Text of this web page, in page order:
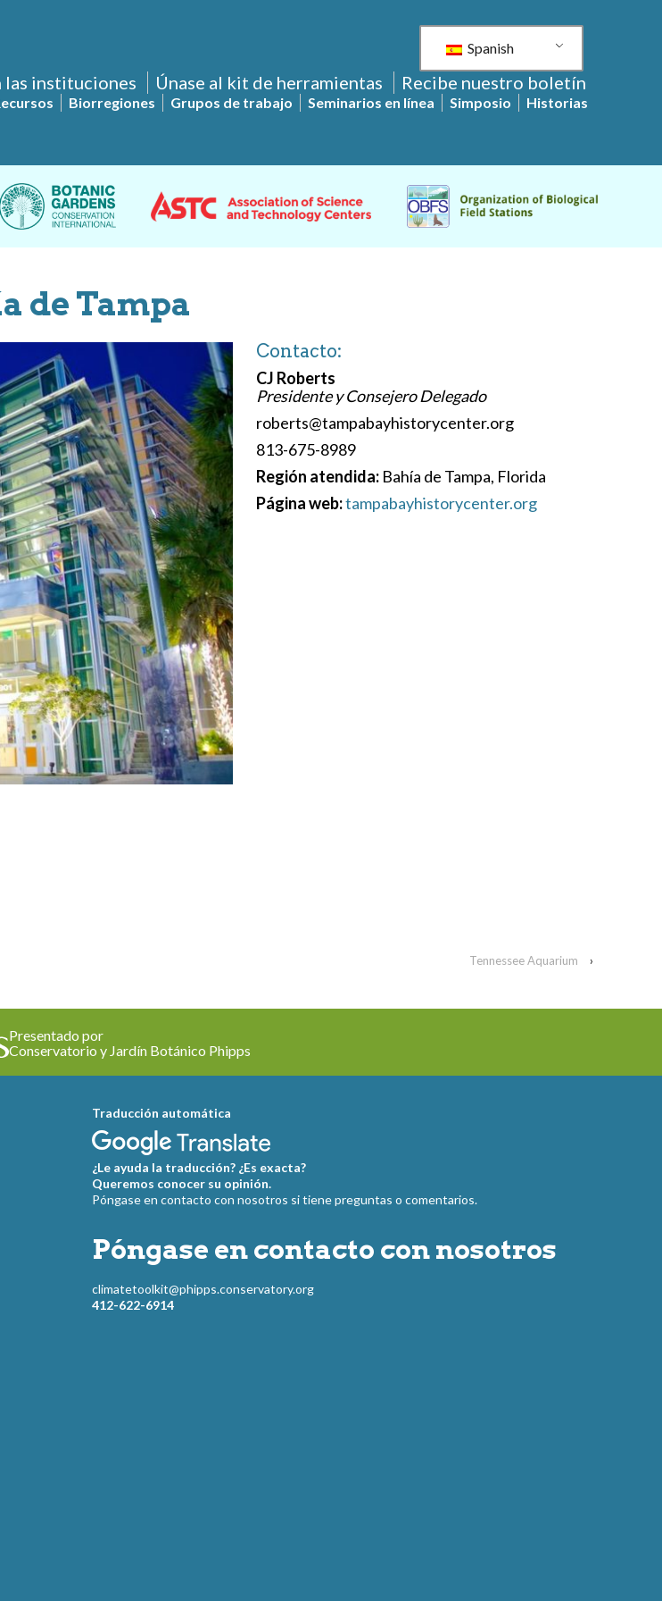
Spanish
las instituciones Únase al kit de herramientas Recibe nuestro boletín
Biorregiones Grupos de trabajo Seminarios en línea Simposio Historias
de Tampa
Contacto:
CJ Roberts
Presidente y Consejero Delegado
roberts@tampabayhistorycenter.org
813-675-8989
Región atendida: Bahía de Tampa, Florida
Página web:tampabayhistorycenter.org
Tennessee Aquarium ›
Presentado por
Conservatorio y Jardín Botánico Phipps
Traducción automática
¿Le ayuda la traducción? ¿Es exacta?
Queremos conocer su opinión.
Póngase en contacto con nosotros si tiene preguntas o comentarios.
Póngase en contacto con nosotros
climatetoolkit@phipps.conservatory.org
412-622-6914